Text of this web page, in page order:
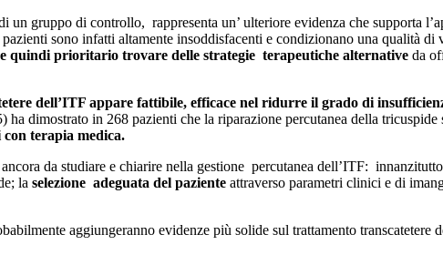
gruppo di controllo, rappresenta un’ ulteriore evidenza che supporta
sono infatti altamente insoddisfacenti e condizionano una qualità
quindi prioritario trovare delle strategie terapeutiche alternative da
dell’ITF appare fattibile, efficace nel ridurre il grado di
dimostrato in 268 pazienti che la riparazione percutanea della tricuspide
terapia medica.
da studiare e chiarire nella gestione percutanea dell’ITF:
la selezione adeguata del paziente attraverso parametri clinici e di
aggiungeranno evidenze più solide sul trattamento transcatetere